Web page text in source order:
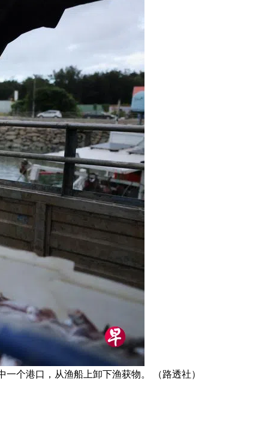
个港口，从渔船上卸下渔获物。 （路透社）